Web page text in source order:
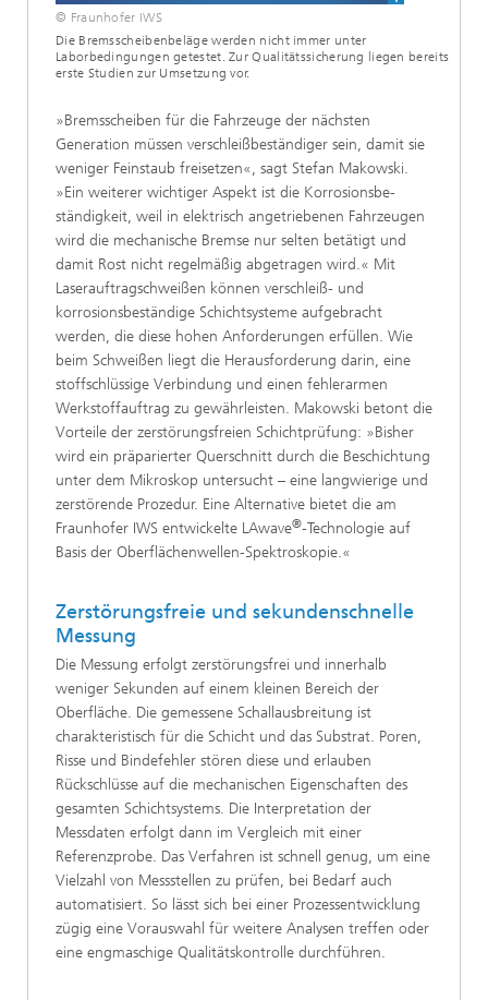
© Fraunhofer IWS
Die Bremsscheibenbeläge werden nicht immer unter
Laborbedingungen getestet. Zur Qualitätssicherung liegen bereits
erste Studien zur Umsetzung vor.
»Bremsscheiben für die Fahrzeuge der nächsten
Generation müssen verschleißbeständiger sein, damit sie
weniger Feinstaub freisetzen«, sagt Stefan Makowski.
»Ein weiterer wichtiger Aspekt ist die Korrosionsbe­
ständigkeit, weil in elektrisch angetriebenen Fahrzeugen
wird die mechanische Bremse nur selten betätigt und
damit Rost nicht regelmäßig abgetragen wird.« Mit
Laserauftragschweißen können verschleiß- und
korrosionsbeständige Schichtsysteme aufgebracht
werden, die diese hohen Anforderungen erfüllen. Wie
beim Schweißen liegt die Herausforderung darin, eine
stoffschlüssige Verbindung und einen fehlerarmen
Werkstoffauftrag zu gewährleisten. Makowski betont die
Vorteile der zerstörungsfreien Schichtprüfung: »Bisher
wird ein präparierter Querschnitt durch die Beschichtung
unter dem Mikroskop untersucht – eine langwierige und
zerstörende Prozedur. Eine Alternative bietet die am
Fraunhofer IWS entwickelte LAwave®-Technologie auf
Basis der Oberflächenwellen-Spektroskopie.«
Zerstörungsfreie und sekundenschnelle
Messung
Die Messung erfolgt zerstörungsfrei und innerhalb
weniger Sekunden auf einem kleinen Bereich der
Oberfläche. Die gemessene Schallausbreitung ist
charakteristisch für die Schicht und das Substrat. Poren,
Risse und Bindefehler stören diese und erlauben
Rückschlüsse auf die mechanischen Eigenschaften des
gesamten Schichtsystems. Die Interpretation der
Messdaten erfolgt dann im Vergleich mit einer
Referenzprobe. Das Verfahren ist schnell genug, um eine
Vielzahl von Messstellen zu prüfen, bei Bedarf auch
automatisiert. So lässt sich bei einer Prozessentwicklung
zügig eine Vorauswahl für weitere Analysen treffen oder
eine engmaschige Qualitätskontrolle durchführen.